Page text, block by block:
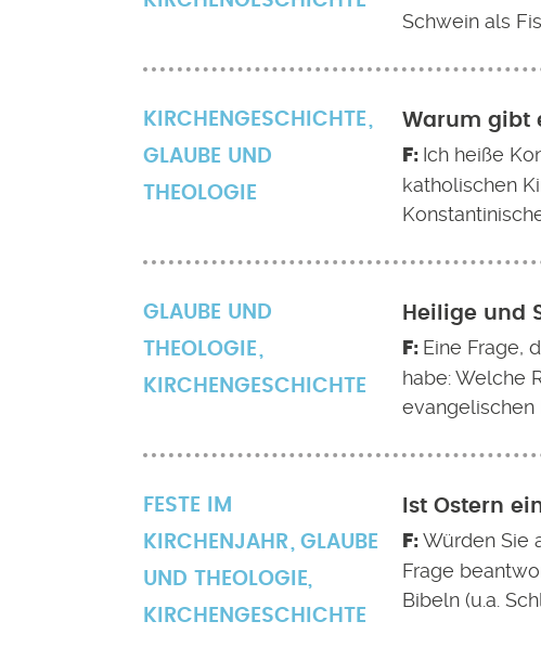
Schwein als
KIRCHENGESCHICHTE
GLAUBE UND
THEOLOGIE
Warum gibt
Ich heiße
katholischen
GLAUBE UND
THEOLOGIE
KIRCHENGESCHICHTE
Heilige und
Eine Frage,
habe: Welche
evangelischen
FESTE IM
KIRCHENJAHR
GLAUBE
UND THEOLOGIE,
KIRCHENGESCHICHTE
Ist Ostern
Würden Sie
Frage
Bibeln (u.a.